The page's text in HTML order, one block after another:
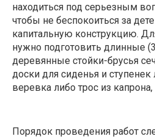
находиться под серьезным
чтобы не беспокоиться за
капитальную конструкцию.
нужно подготовить длинные
деревянные стойки-брусья
доски для сиденья и
веревка либо трос из
Порядок проведения работ